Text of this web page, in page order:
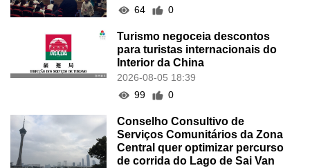
64
0
Turismo negoceia descontos
para turistas internacionais do
Interior da China
2026-08-05 18:39
99
0
Conselho Consultivo de
Serviços Comunitários da Zona
Central quer optimizar percurso
de corrida do Lago de Sai Van